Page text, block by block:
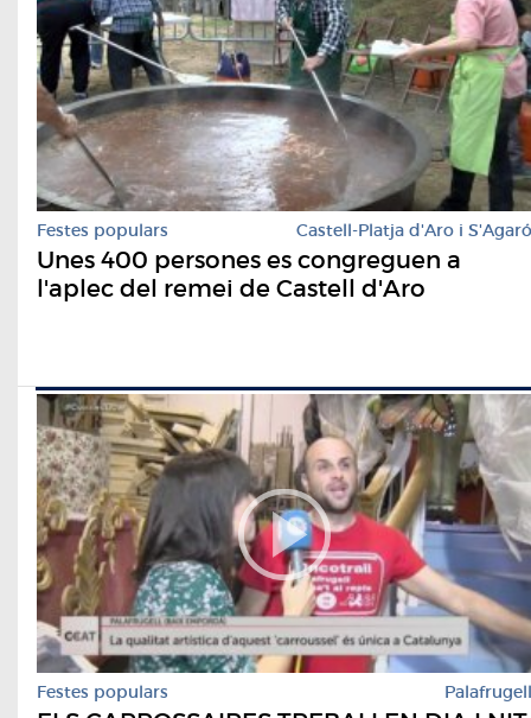
Festes populars Castell-Platja d'Aro i S'Agaró
Unes 400 persones es congreguen a
l'aplec del remei de Castell d'Aro
Festes populars Palafrugell